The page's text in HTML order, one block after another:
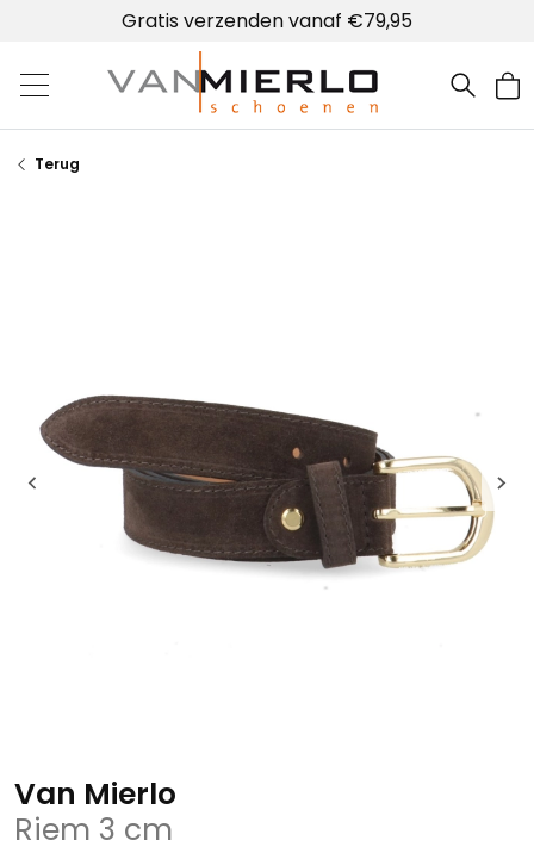
Gratis verzenden vanaf €79,95
Home | Van Mierlo schoenen
Terug
Van Mierlo
Riem 3 cm